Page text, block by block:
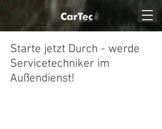
Starte jetzt Durch - werde
Servicetechniker im
Außendienst!